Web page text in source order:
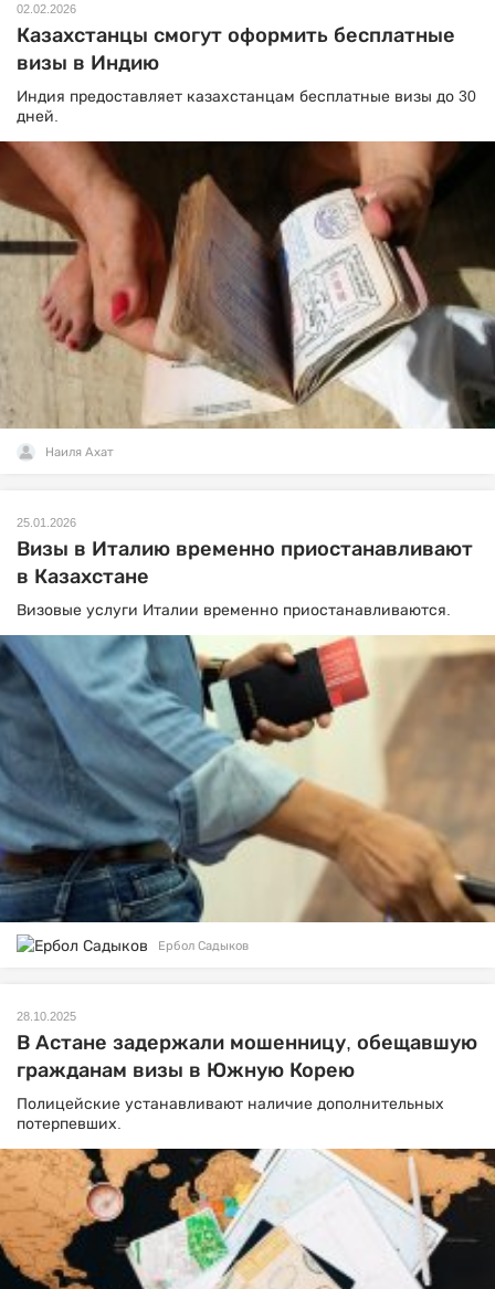
02.02.2026
Казахстанцы смогут оформить бесплатные
визы в Индию
Индия предоставляет казахстанцам бесплатные визы до 30
дней.
Наиля Ахат
25.01.2026
Визы в Италию временно приостанавливают
в Казахстане
Визовые услуги Италии временно приостанавливаются.
Ербол Садыков
28.10.2025
В Астане задержали мошенницу, обещавшую
гражданам визы в Южную Корею
Полицейские устанавливают наличие дополнительных
потерпевших.